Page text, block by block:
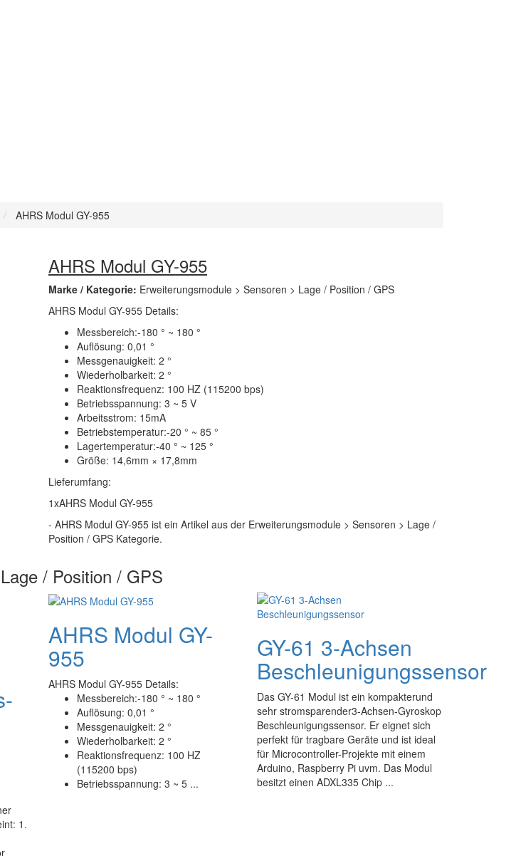
AHRS Modul GY-955
AHRS Modul GY-955
Marke / Kategorie: Erweiterungsmodule > Sensoren > Lage / Position / GPS
AHRS Modul GY-955 Details:
Messbereich:-180 ° ~ 180 °
Auflösung: 0,01 °
Messgenauigkeit: 2 °
Wiederholbarkeit: 2 °
Reaktionsfrequenz: 100 HZ (115200 bps)
Betriebsspannung: 3 ~ 5 V
Arbeitsstrom: 15mA
Betriebstemperatur:-20 ° ~ 85 °
Lagertemperatur:-40 ° ~ 125 °
Größe: 14,6mm × 17,8mm
Lieferumfang:
1xAHRS Modul GY-955
- AHRS Modul GY-955 ist ein Artikel aus der Erweiterungsmodule > Sensoren > Lage /
Position / GPS Kategorie.
/ Position / GPS
1.
AHRS Modul GY-
955
AHRS Modul GY-955 Details:
Messbereich:-180 ° ~ 180 °
Auflösung: 0,01 °
Messgenauigkeit: 2 °
Wiederholbarkeit: 2 °
Reaktionsfrequenz: 100 HZ
(115200 bps)
Betriebsspannung: 3 ~ 5 ...
GY-61 3-Achsen
Beschleunigungssensor
Das GY-61 Modul ist ein kompakterund
sehr stromsparender3-Achsen-Gyroskop
Beschleunigungssensor. Er eignet sich
perfekt für tragbare Geräte und ist ideal
für Microcontroller-Projekte mit einem
Arduino, Raspberry Pi uvm. Das Modul
besitzt einen ADXL335 Chip ...